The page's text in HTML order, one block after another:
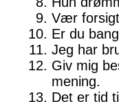
Vær
Er du
Jeg har
Giv mig
mening.
Det er tid